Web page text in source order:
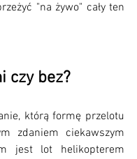
"na żywo" cały ten
czy bez?
którą formę przelotu
zdaniem ciekawszym
jest lot helikopterem